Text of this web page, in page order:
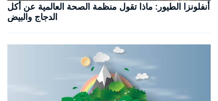
أنفلونزا الطيور: ماذا تقول منظمة الصحة العالمية عن أكل
الدجاج والبيض